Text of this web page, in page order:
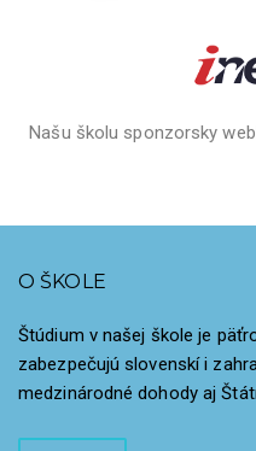
Našu školu sponzorsky
O ŠKOLE
Štúdium v našej škole je
zabezpečujú slovenskí i
medzinárodné dohody aj